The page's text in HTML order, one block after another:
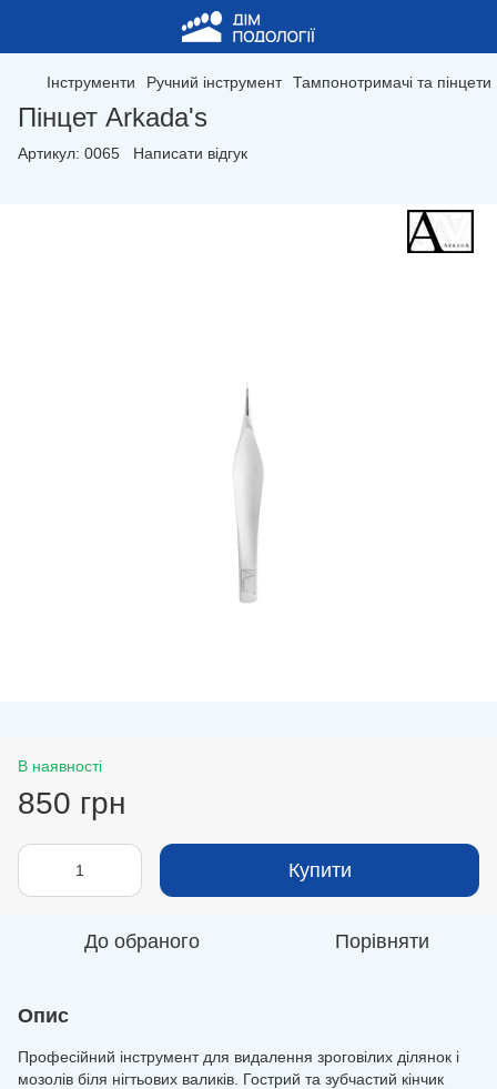
Інструменти Ручний інструмент Тампонотримачі та пінцети
Пінцет Arkada's
Артикул: 0065 Написати відгук
В наявності
850 грн
Купити
До обраного Порівняти
Опис
Професійний інструмент для видалення зроговілих ділянок і
мозолів біля нігтьових валиків. Гострий та зубчастий кінчик